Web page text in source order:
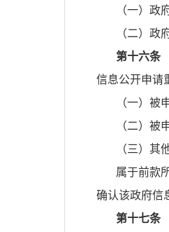
（一）政
（二）政
第十六条
信息公开申请
（一）被
（二）被
（三）其
属于前款
确认该政府信
第十七条